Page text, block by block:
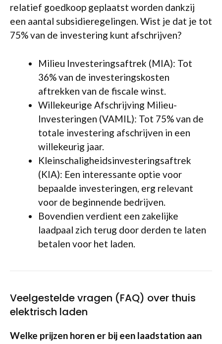
relatief goedkoop geplaatst worden dankzij
een aantal subsidieregelingen. Wist je dat je tot
75% van de investering kunt afschrijven?
Milieu Investeringsaftrek (MIA): Tot
36% van de investeringskosten
aftrekken van de fiscale winst.
Willekeurige Afschrijving Milieu-
Investeringen (VAMIL): Tot 75% van de
totale investering afschrijven in een
willekeurig jaar.
Kleinschaligheidsinvesteringsaftrek
(KIA): Een interessante optie voor
bepaalde investeringen, erg relevant
voor de beginnende bedrijven.
Bovendien verdient een zakelijke
laadpaal zich terug door derden te laten
betalen voor het laden.
Veelgestelde vragen (FAQ) over thuis
elektrisch laden
Welke prijzen horen er bij een laadstation aan